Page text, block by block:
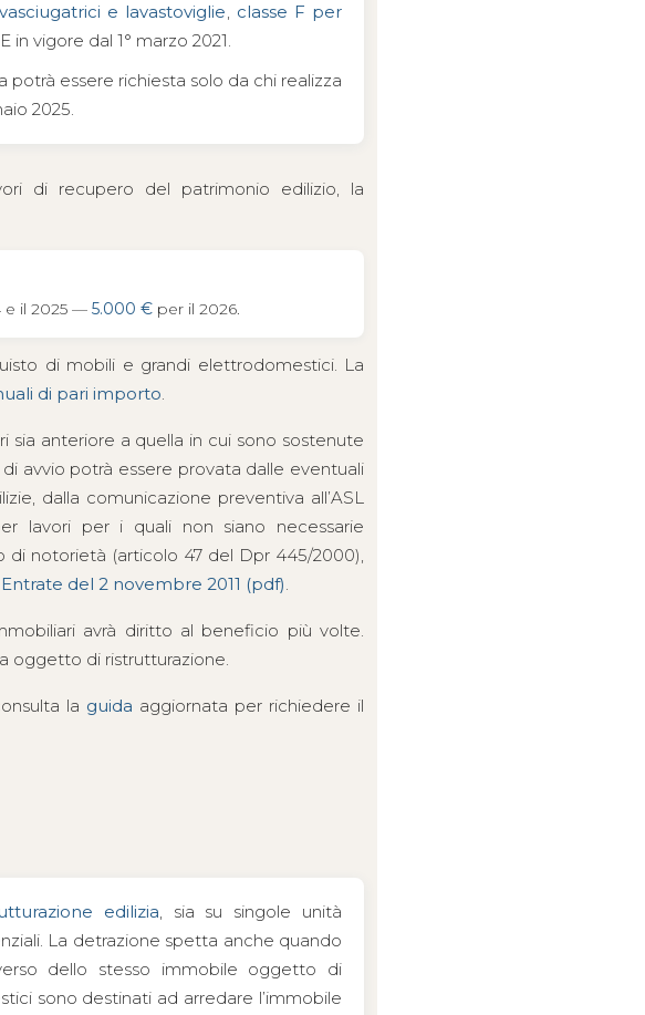
e lavastoviglie, classe F per
vigore dal 1° marzo 2021.
essere richiesta solo da chi realizza
2025.
di recupero del patrimonio edilizio, la
e il 2025 — 5.000 € per il 2026.
di mobili e grandi elettrodomestici. La
di pari importo.
sia anteriore a quella in cui sono sostenute
avvio potrà essere provata dalle eventuali
dalla comunicazione preventiva all’ASL
lavori per i quali non siano necessarie
di notorietà (articolo 47 del Dpr 445/2000),
del 2 novembre 2011 (pdf).
avrà diritto al beneficio più volte.
oggetto di ristrutturazione.
la guida aggiornata per richiedere il
edilizia, sia su singole unità
La detrazione spetta anche quando
dello stesso immobile oggetto di
sono destinati ad arredare l’immobile